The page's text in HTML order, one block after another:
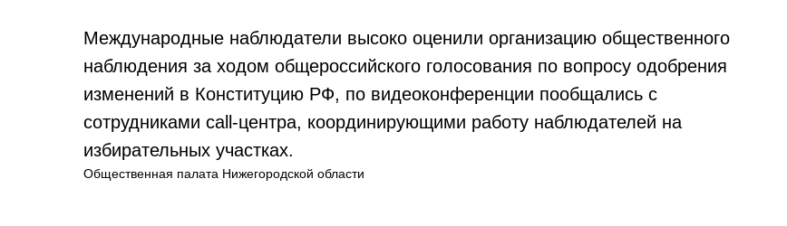
Международные наблюдатели высоко оценили организацию общественного
наблюдения за ходом общероссийского голосования по вопросу одобрения
изменений в Конституцию РФ, по видеоконференции пообщались с
сотрудниками call-центра, координирующими работу наблюдателей на
избирательных участках.
Общественная палата Нижегородской области